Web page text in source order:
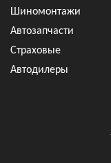
Шиномонтажи
Автозапчасти
Страховые
Автодилеры